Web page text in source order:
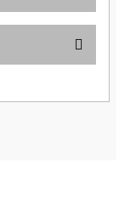
tarafımıza